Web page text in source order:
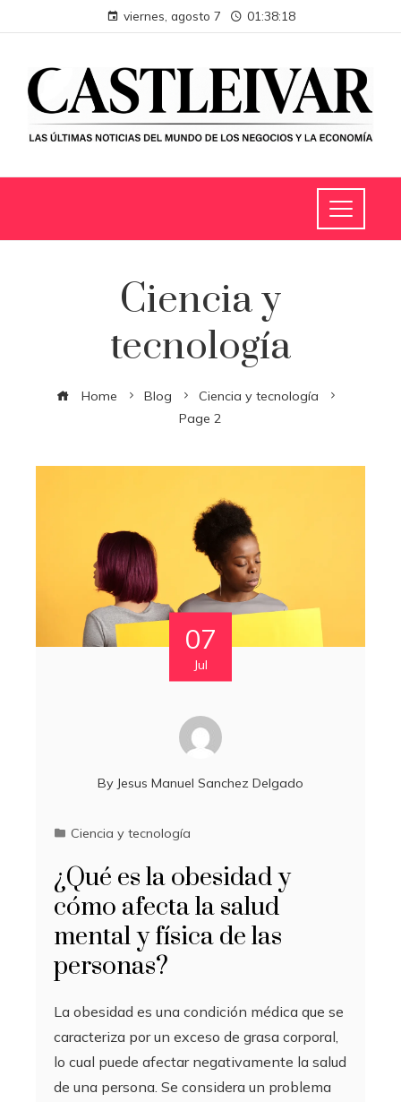
viernes, agosto 7 01:38:19
Ciencia y
tecnología
Home Blog
Ciencia y tecnología
Page 2
07
Jul
By Jesus Manuel Sanchez Delgado
Ciencia y tecnología
¿Qué es la obesidad y
cómo afecta la salud
mental y física de las
personas?
La obesidad es una condición médica que se
caracteriza por un exceso de grasa corporal,
lo cual puede afectar negativamente la salud
de una persona. Se considera un problema